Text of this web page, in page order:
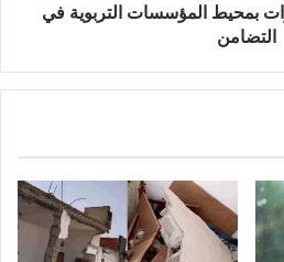
بمحيط المؤسسات التربوية في
التضامن